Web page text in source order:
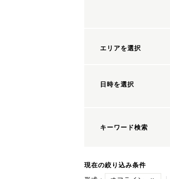
エリアを選択
日時を選択
キーワード検索
現在の絞り込み条件